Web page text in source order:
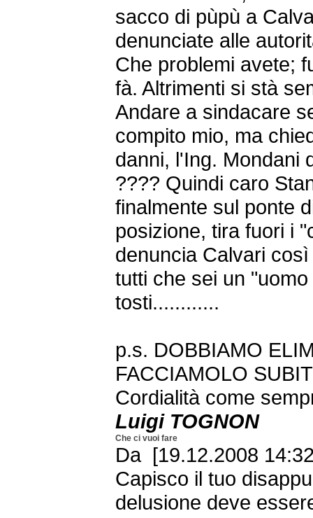
sacco di pùpù a
denunciate alle
Che problemi avete;
fà. Altrimenti si stà
Andare a sindacare
compito mio, ma
danni, l'Ing. Mondani
???? Quindi caro
finalmente sul ponte
posizione, tira fuori i
denuncia Calvari
tutti che sei un
tosti............
p.s. DOBBIAMO
FACCIAMOLO
Cordialità come
Luigi TOGNON
Che ci vuoi fare
Da [19.12.2008
Capisco il tuo
delusione deve